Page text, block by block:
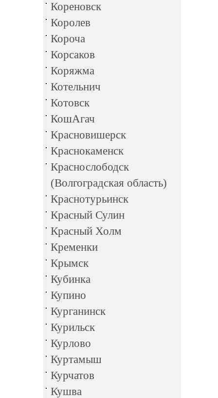
Кореновск
Королев
Короча
Корсаков
Коряжма
Котельнич
Котовск
КошАгач
Красновишерск
Краснокаменск
Краснослободск
(Волгоградская область)
Краснотурьинск
Красный Сулин
Красный Холм
Кременки
Крымск
Кубинка
Купино
Курганинск
Курильск
Курлово
Куртамыш
Курчатов
Кушва